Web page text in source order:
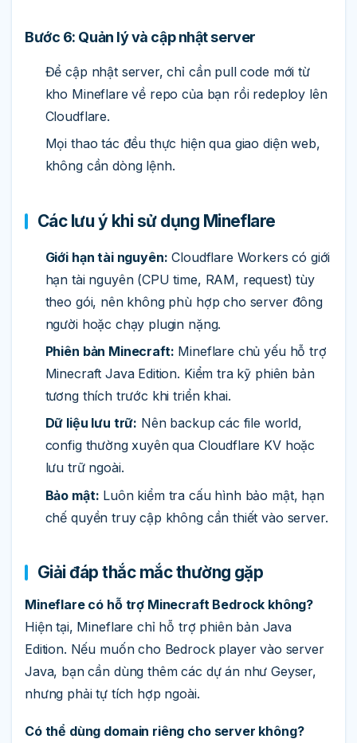
Bước 6: Quản lý và cập nhật server
Để cập nhật server, chỉ cần pull code mới từ
kho Mineflare về repo của bạn rồi redeploy lên
Cloudflare.
Mọi thao tác đều thực hiện qua giao diện web,
không cần dòng lệnh.
Các lưu ý khi sử dụng Mineflare
Giới hạn tài nguyên: Cloudflare Workers có giới
hạn tài nguyên (CPU time, RAM, request) tùy
theo gói, nên không phù hợp cho server đông
người hoặc chạy plugin nặng.
Phiên bản Minecraft: Mineflare chủ yếu hỗ trợ
Minecraft Java Edition. Kiểm tra kỹ phiên bản
tương thích trước khi triển khai.
Dữ liệu lưu trữ: Nên backup các file world,
config thường xuyên qua Cloudflare KV hoặc
lưu trữ ngoài.
Bảo mật: Luôn kiểm tra cấu hình bảo mật, hạn
chế quyền truy cập không cần thiết vào server.
Giải đáp thắc mắc thường gặp
Mineflare có hỗ trợ Minecraft Bedrock không?
Hiện tại, Mineflare chỉ hỗ trợ phiên bản Java
Edition. Nếu muốn cho Bedrock player vào server
Java, bạn cần dùng thêm các dự án như Geyser,
nhưng phải tự tích hợp ngoài.
Có thể dùng domain riêng cho server không?